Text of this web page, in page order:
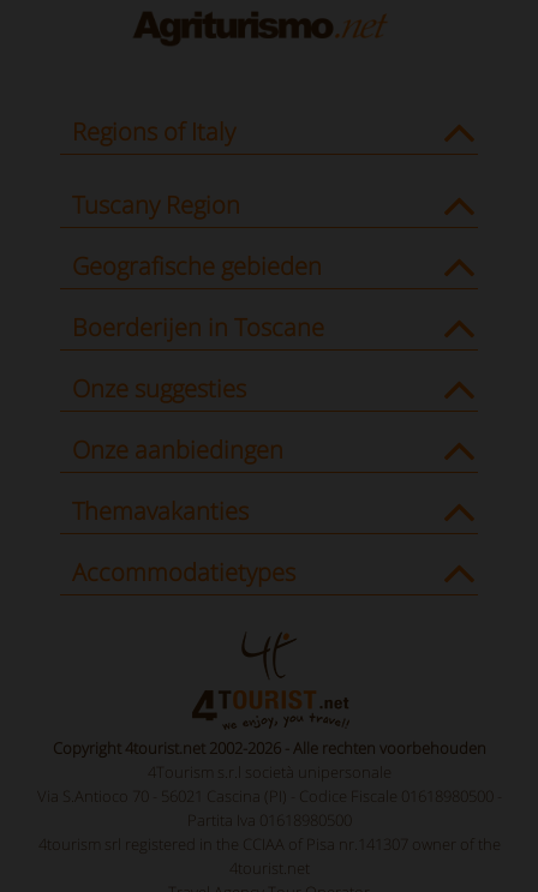
Regions of Italy
Tuscany Region
Geografische gebieden
Boerderijen in Toscane
Onze suggesties
Onze aanbiedingen
Themavakanties
Accommodatietypes
Copyright 4tourist.net 2002-2026 - Alle rechten voorbehouden
4Tourism s.r.l società unipersonale
Via S.Antioco 70 - 56021 Cascina (PI) - Codice Fiscale 01618980500 -
Partita Iva 01618980500
4tourism srl registered in the CCIAA of Pisa nr.141307 owner of the
4tourist.net